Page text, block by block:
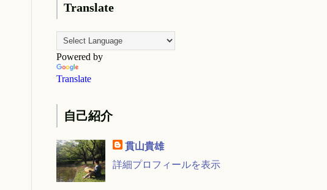
Translate
Powered by
Translate
自己紹介
貫山貴雄
詳細プロフィールを表示